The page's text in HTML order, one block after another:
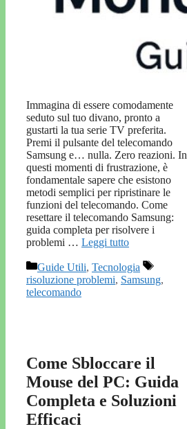
Immagina di essere comodamente
seduto sul tuo divano, pronto a
gustarti la tua serie TV preferita.
Premi il pulsante del telecomando
Samsung e… nulla. Zero reazioni. In
questi momenti di frustrazione, è
fondamentale sapere che esistono
metodi semplici per ripristinare le
funzioni del telecomando. Come
resettare il telecomando Samsung:
guida completa per risolvere i
problemi … Leggi tutto
Categorie
Guide Utili, Tecnologia
Tag
risoluzione problemi, Samsung,
telecomando
Come Sbloccare il
Mouse del PC: Guida
Completa e Soluzioni
Efficaci